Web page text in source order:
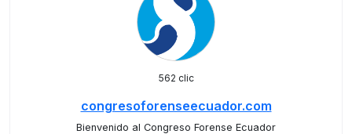
562 clic
congresoforenseecuador.com
Bienvenido al Congreso Forense Ecuador